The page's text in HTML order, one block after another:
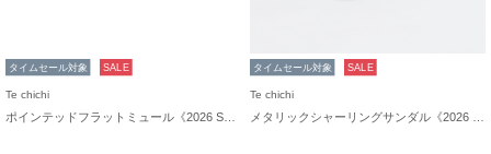
タイムセール対象 SALE
Te chichi
タイムセール対象 SALE
Te chichi